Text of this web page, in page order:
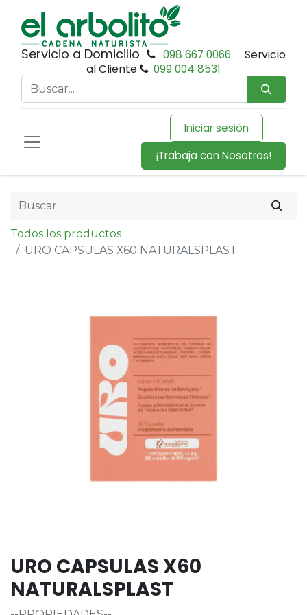
Servicio a Domicilio 098 667 0066
Servicio
al Cliente
099 004 8531
Iniciar sesión
¡Trabaja con Nosotros!
Todos los productos
URO CAPSULAS X60 NATURALSPLAST
URO CAPSULAS X60
NATURALSPLAST